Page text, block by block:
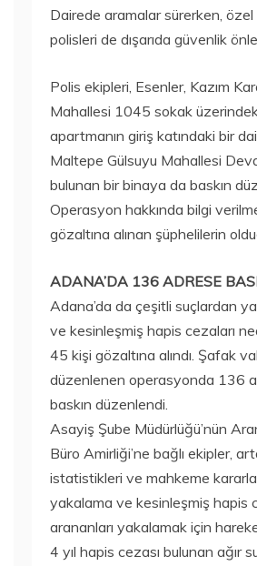
Dairede aramalar sürerken,
polisleri de dışarıda güvenlik
Polis ekipleri, Esenler, Kazım
Mahallesi 1045 sokak
apartmanın giriş katındaki bir
Maltepe Gülsuyu Mahallesi
bulunan bir binaya da baskın
Operasyon hakkında bilgi
gözaltına alınan şüphelilerin
ADANA’DA 136 ADRESE
Adana’da da çeşitli suçlardan
ve kesinleşmiş hapis cezaları
45 kişi gözaltına alındı. Şafak
düzenlenen operasyonda 136
baskın düzenlendi.
Asayiş Şube Müdürlüğü’nün
Büro Amirliği’ne bağlı ekipler,
istatistikleri ve mahkeme
yakalama ve kesinleşmiş hapis
arananları yakalamak için
4 yıl hapis cezası bulunan ağır